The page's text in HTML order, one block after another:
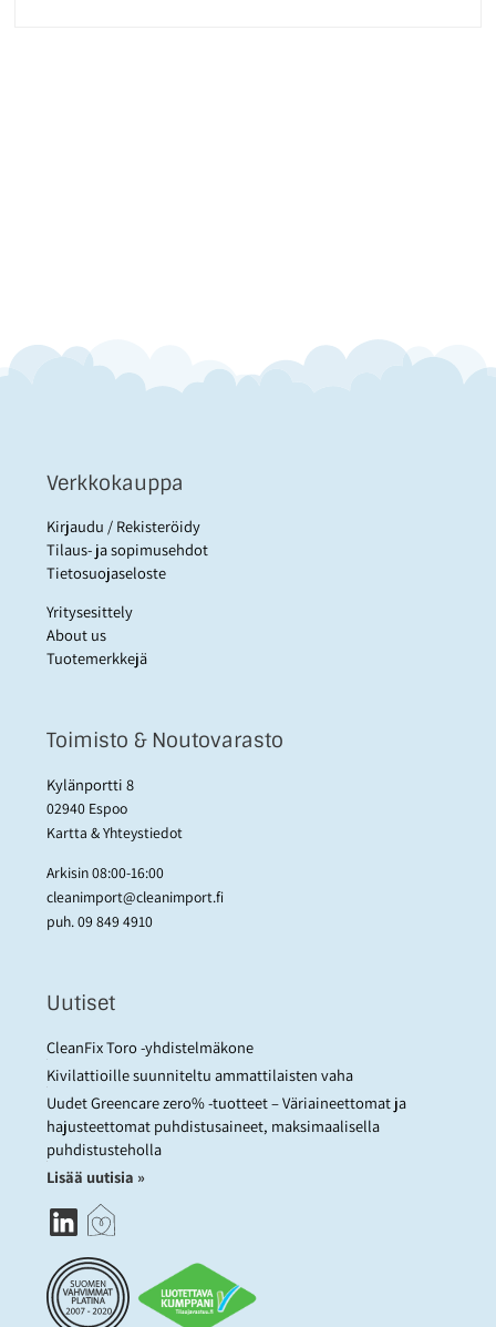
Verkkokauppa
Kirjaudu / Rekisteröidy
Tilaus- ja sopimusehdot
Tietosuojaseloste
Yritysesittely
About us
Tuotemerkkejä
Toimisto & Noutovarasto
Kylänportti 8
02940 Espoo
Kartta & Yhteystiedot
Arkisin 08:00-16:00
cleanimport@cleanimport.fi
puh.09 849 4910
Uutiset
CleanFix Toro -yhdistelmäkone
Kivilattioille suunniteltu ammattilaisten vaha
Uudet Greencare zero% -tuotteet – Väriaineettomat ja
hajusteettomat puhdistusaineet, maksimaalisella
puhdistusteholla
Lisää uutisia »